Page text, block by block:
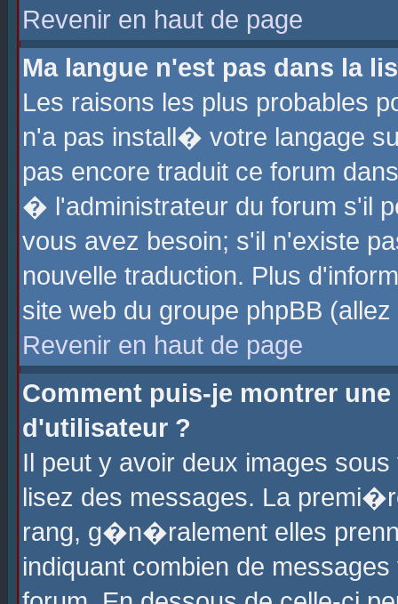
Revenir en haut de page
Ma langue n'est pas dans la
Les raisons les plus probables
n'a pas install� votre langage
pas encore traduit ce forum
� l'administrateur du forum s'il
vous avez besoin; s'il n'existe
nouvelle traduction. Plus
site web du groupe phpBB
Revenir en haut de page
Comment puis-je montrer
d'utilisateur ?
Il peut y avoir deux images
lisez des messages. La
rang, g�n�ralement elles
indiquant combien de